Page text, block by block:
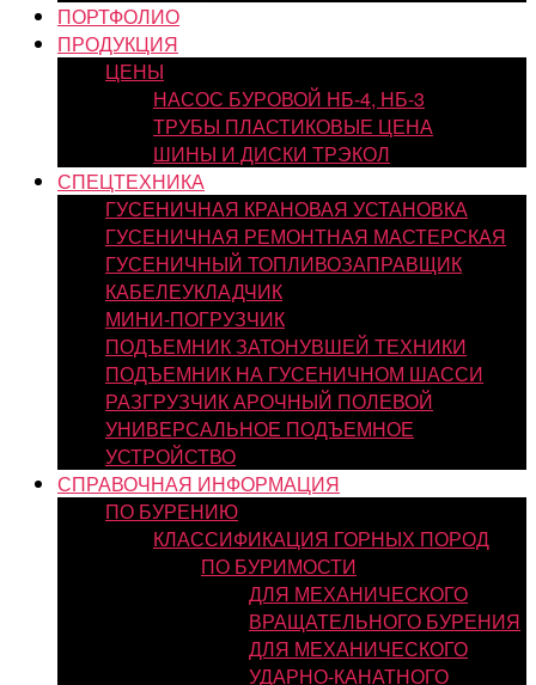
ПОРТФОЛИО
ПРОДУКЦИЯ
ЦЕНЫ
НАСОС БУРОВОЙ НБ-4, НБ-3
ТРУБЫ ПЛАСТИКОВЫЕ ЦЕНА
ШИНЫ И ДИСКИ ТРЭКОЛ
СПЕЦТЕХНИКА
ГУСЕНИЧНАЯ КРАНОВАЯ УСТАНОВКА
ГУСЕНИЧНАЯ РЕМОНТНАЯ МАСТЕРСКАЯ
ГУСЕНИЧНЫЙ ТОПЛИВОЗАПРАВЩИК
КАБЕЛЕУКЛАДЧИК
МИНИ-ПОГРУЗЧИК
ПОДЪЕМНИК ЗАТОНУВШЕЙ ТЕХНИКИ
ПОДЪЕМНИК НА ГУСЕНИЧНОМ ШАССИ
РАЗГРУЗЧИК АРОЧНЫЙ ПОЛЕВОЙ
УНИВЕРСАЛЬНОЕ ПОДЪЕМНОЕ
УСТРОЙСТВО
СПРАВОЧНАЯ ИНФОРМАЦИЯ
ПО БУРЕНИЮ
КЛАССИФИКАЦИЯ ГОРНЫХ ПОРОД
ПО БУРИМОСТИ
ДЛЯ МЕХАНИЧЕСКОГО
ВРАЩАТЕЛЬНОГО БУРЕНИЯ
ДЛЯ МЕХАНИЧЕСКОГО
УДАРНО-КАНАТНОГО